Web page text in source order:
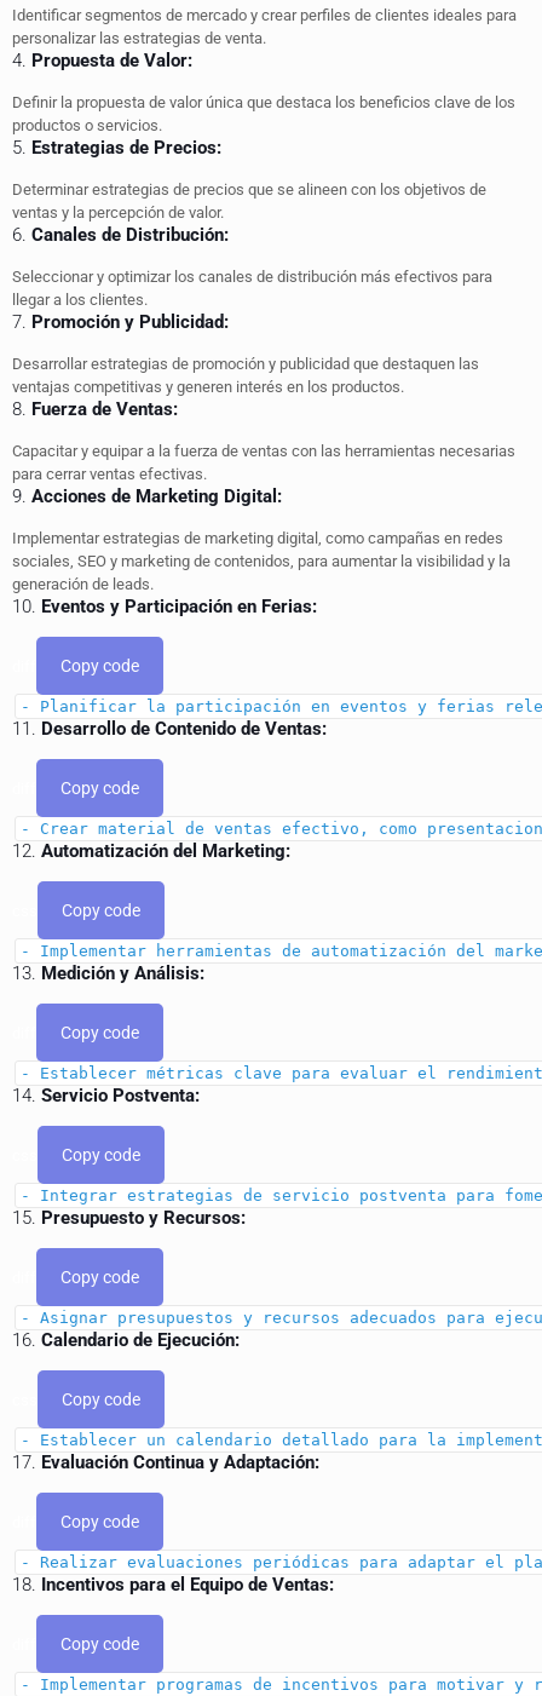
Identificar segmentos de mercado y crear perfiles de clientes ideales para
personalizar las estrategias de venta.
4. Propuesta de Valor:
Definir la propuesta de valor única que destaca los beneficios clave de los
productos o servicios.
5. Estrategias de Precios:
Determinar estrategias de precios que se alineen con los objetivos de
ventas y la percepción de valor.
6. Canales de Distribución:
Seleccionar y optimizar los canales de distribución más efectivos para
llegar a los clientes.
7. Promoción y Publicidad:
Desarrollar estrategias de promoción y publicidad que destaquen las
ventajas competitivas y generen interés en los productos.
8. Fuerza de Ventas:
Capacitar y equipar a la fuerza de ventas con las herramientas necesarias
para cerrar ventas efectivas.
9. Acciones de Marketing Digital:
Implementar estrategias de marketing digital, como campañas en redes
sociales, SEO y marketing de contenidos, para aumentar la visibilidad y la
generación de leads.
10. Eventos y Participación en Ferias:
Copy code
- Planificar la participación en eventos y ferias
11. Desarrollo de Contenido de Ventas:
Copy code
- Crear material de ventas efectivo, como
12. Automatización del Marketing:
Copy code
- Implementar herramientas de automatización del
13. Medición y Análisis:
Copy code
- Establecer métricas clave para evaluar el
14. Servicio Postventa:
Copy code
- Integrar estrategias de servicio postventa para
15. Presupuesto y Recursos:
Copy code
- Asignar presupuestos y recursos adecuados para
16. Calendario de Ejecución:
Copy code
- Establecer un calendario detallado para la
17. Evaluación Continua y Adaptación:
Copy code
- Realizar evaluaciones periódicas para adaptar el
18. Incentivos para el Equipo de Ventas:
Copy code
- Implementar programas de incentivos para motivar y